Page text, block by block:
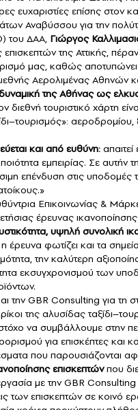
ευχαριστίες επίσης
Αναβύσσου για την
του ΔΑΑ, Γιώργος
της Αττικής,
μας, καθώς αποτυπώνει
Αερολιμένας Αθηνών
δυναμική της Αθήνας ως
διεθνή τουριστικό χάρτη
και από ευθύνη:
εμπειρίας. Σε
επένδυση στις
Επικοινωνίας &
έρευνας
υψηλή συνολική
η έρευνα φωτίζει και τα
την καλύτερη
εκσυγχρονισμού των
την GBR Consulting για τη
της αλυσίδας
να συμβάλλουμε στην
για επισκέπτες και
που παρουσιάζονται
επισκεπτώνπου
με την GBR
των επισκεπτών σε κοινό